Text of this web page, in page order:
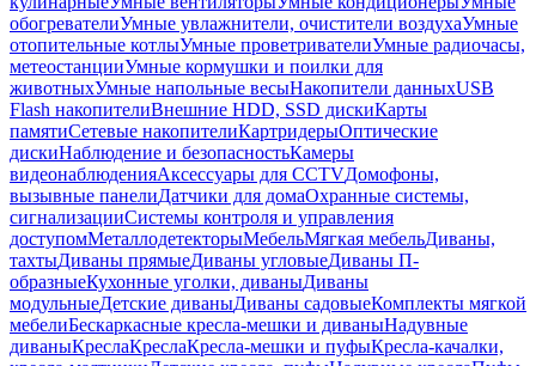
обогревателиУмные увлажнители, очистители воздухаУмные
отопительные котлыУмные проветривателиУмные радиочасы,
метеостанцииУмные кормушки и поилки для
животныхУмные напольные весыНакопители данныхUSB
Flash накопителиВнешние HDD, SSD дискиКарты
памятиСетевые накопителиКартридерыОптические
дискиНаблюдение и безопасностьКамеры
видеонаблюденияАксессуары для CCTVДомофоны,
вызывные панелиДатчики для домаОхранные системы,
сигнализацииСистемы контроля и управления
доступомМеталлодетекторыМебельМягкая мебельДиваны,
тахтыДиваны прямыеДиваны угловыеДиваны П-
образныеКухонные уголки, диваныДиваны
модульныеДетские диваныДиваны садовыеКомплекты мягкой
мебелиБескаркасные кресла-мешки и диваныНадувные
диваныКреслаКреслаКресла-мешки и пуфыКресла-качалки,